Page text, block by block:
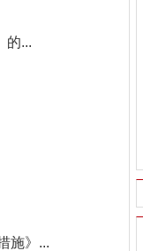
的...
施》...